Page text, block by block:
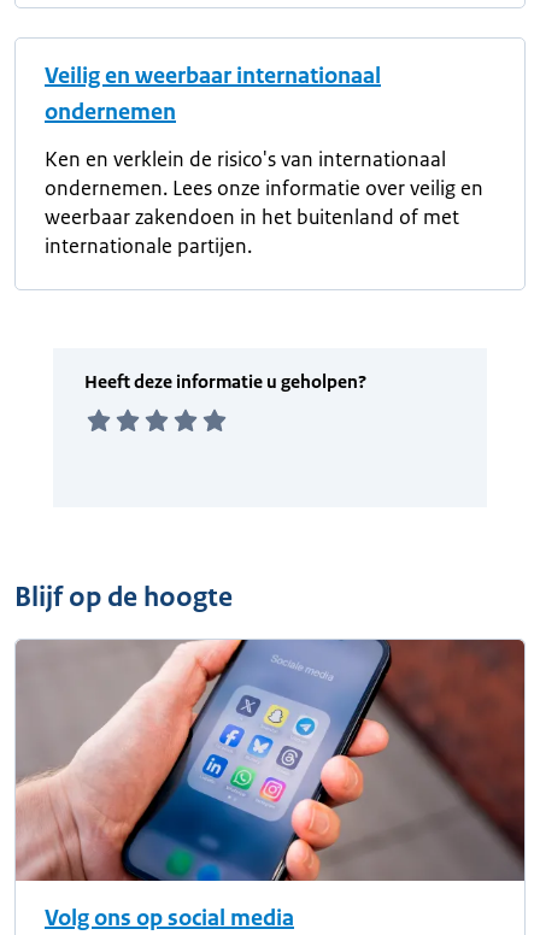
Veilig en weerbaar internationaal
ondernemen
Ken en verklein de risico's van internationaal
ondernemen. Lees onze informatie over veilig en
weerbaar zakendoen in het buitenland of met
internationale partijen.
Blijf op de hoogte
Volg ons op social media